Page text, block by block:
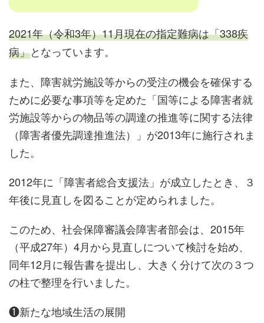
2021年（令和3年）11月現在の指定難病は「338疾
病」となっています。
また、障害就労施設等からの受注の機会を確保する
ために必要な事項等を定めた「国等による障害者就
労施設等からの物品等の調達の推進等に関する法律
（障害者優先調達推進法）」が2013年に施行されま
した。
2012年に「障害者総合支援法」が成立したとき、３
年後に見直しを図ることが定められました。
このため、社会保障審議会障害者部会は、2015年
（平成27年）4月から見直しについて検討を始め、
同年12月に報告書を提出し、大きく分けて次の３つ
の柱で整理を行いました。
❶新たな地域生活の展開